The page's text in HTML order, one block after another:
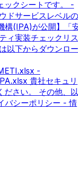
ックシートです。 -
ドサービスレベルの
構(IPA)が公開】「
ィ実装チェックリス
以下からダウンロー
-
貴社セキュリ
ださい。 その他、以
バシーポリシー - 情